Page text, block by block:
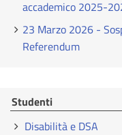
accademico 2025-
23 Marzo 2026 -
Referendum
Studenti
Disabilità e DSA